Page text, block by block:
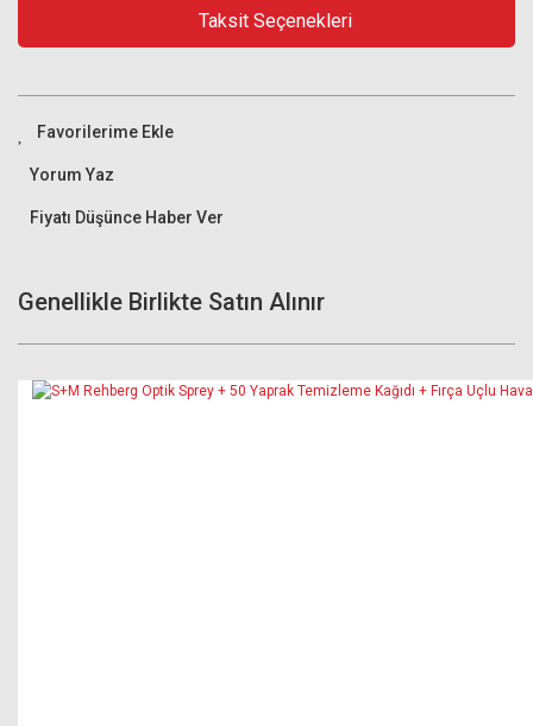
Taksit Seçenekleri
Yorum Yaz
Fiyatı Düşünce Haber Ver
Genellikle Birlikte Satın Alınır